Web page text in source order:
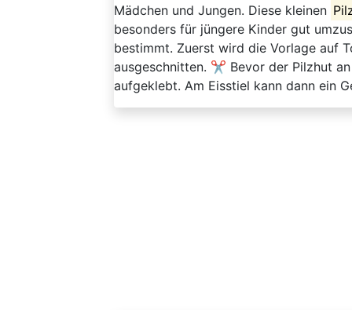
Mädchen und Jungen. Diese kleinen
besonders für jüngere Kinder gut
bestimmt. Zuerst wird die Vorlage auf
ausgeschnitten. ✂️ Bevor der Pilzhut
aufgeklebt. Am Eisstiel kann dann ein